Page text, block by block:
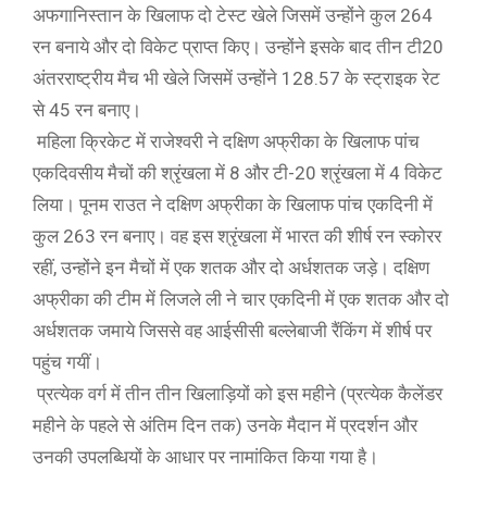
अफगानिस्तान के खिलाफ दो टेस्ट खेले जिसमें उन्होंने कुल 264
रन बनाये और दो विकेट प्राप्त किए। उन्होंने इसके बाद तीन टी20
अंतरराष्ट्रीय मैच भी खेले जिसमें उन्होंने 128.57 के स्ट्राइक रेट
से 45 रन बनाए।
महिला क्रिकेट में राजेश्वरी ने दक्षिण अफ्रीका के खिलाफ पांच
एकदिवसीय मैचों की श्रृंखला में 8 और टी-20 श्रृंखला में 4 विकेट
लिया। पूनम राउत ने दक्षिण अफ्रीका के खिलाफ पांच एकदिनी में
कुल 263 रन बनाए। वह इस श्रृंखला में भारत की शीर्ष रन स्कोरर
रहीं, उन्होंने इन मैचों में एक शतक और दो अर्धशतक जड़े। दक्षिण
अफ्रीका की टीम में लिजले ली ने चार एकदिनी में एक शतक और दो
अर्धशतक जमाये जिससे वह आईसीसी बल्लेबाजी रैंकिंग में शीर्ष पर
पहुंच गयीं।
प्रत्येक वर्ग में तीन तीन खिलाड़ियों को इस महीने (प्रत्येक कैलेंडर
महीने के पहले से अंतिम दिन तक) उनके मैदान में प्रदर्शन और
उनकी उपलब्धियों के आधार पर नामांकित किया गया है।